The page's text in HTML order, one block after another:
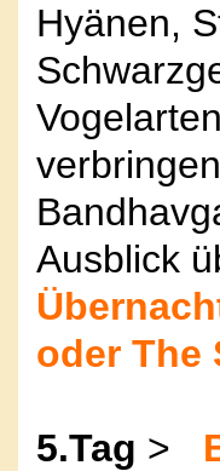
Hyänen,
Ausblick
oder The
5.Tag >